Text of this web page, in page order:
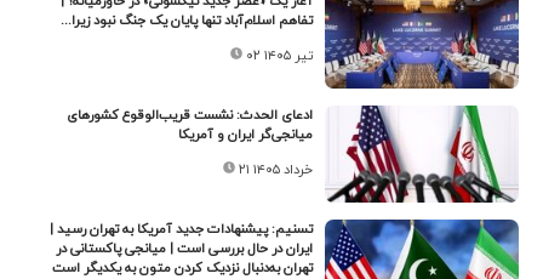
تفاهم‌ اسلام‌آباد تنها پایان یک جنگ نبود زیرا...
۰۲ تیر ۱۴۰۵
ادعای الحدث: نشست قریب‌الوقوع کشورهای
میانجی‌گر ایران و آمریکا
۲۱ خرداد ۱۴۰۵
تسنیم: پیشنهادات جدید آمریکا به تهران رسید |
ایران در حال بررسی است | میانجی پاکستانی در
تهران به‌دنبال نزدیک کردن متون به یکدیگر است